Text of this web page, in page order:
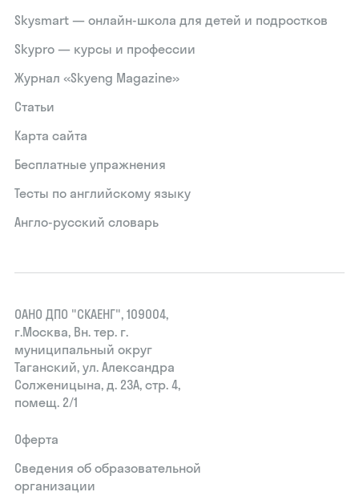
Skysmart — онлайн-школа для детей и подростков
Skypro — курсы и профессии
Журнал «Skyeng Magazine»
Статьи
Карта сайта
Бесплатные упражнения
Тесты по английскому языку
Англо-русский словарь
ОАНО ДПО "СКАЕНГ", 109004,
г.Москва, Вн. тер. г.
муниципальный округ
Таганский, ул. Александра
Солженицына, д. 23А, стр. 4,
помещ. 2/1
Оферта
Сведения об образовательной
организации